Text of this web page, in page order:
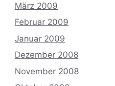
März 2009
Februar 2009
Januar 2009
Dezember 2008
November 2008